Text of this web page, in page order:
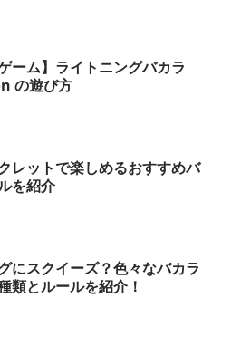
ーム】ライトニングバカラ
の遊び方
レットで楽しめるおすすめバ
を紹介
にスクイーズ？色々なバカラ
類とルールを紹介！